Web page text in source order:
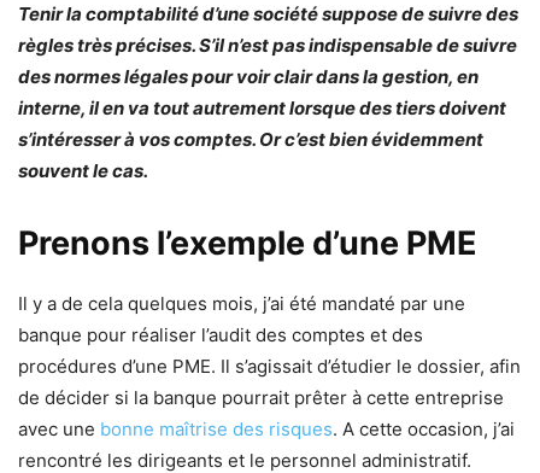
Tenir la comptabilité d’une société suppose de suivre des
règles très précises. S’il n’est pas indispensable de suivre
des normes légales pour voir clair dans la gestion, en
interne, il en va tout autrement lorsque des tiers doivent
s’intéresser à vos comptes. Or c’est bien évidemment
souvent le cas.
Prenons l’exemple d’une PME
Il y a de cela quelques mois, j’ai été mandaté par une
banque pour réaliser l’audit des comptes et des
procédures d’une PME. Il s’agissait d’étudier le dossier, afin
de décider si la banque pourrait prêter à cette entreprise
avec une bonne maîtrise des risques. A cette occasion, j’ai
rencontré les dirigeants et le personnel administratif.